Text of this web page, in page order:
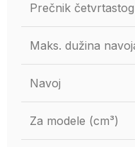
Prečnik
Maks. dužina
Navoj
Za modele (cm³)